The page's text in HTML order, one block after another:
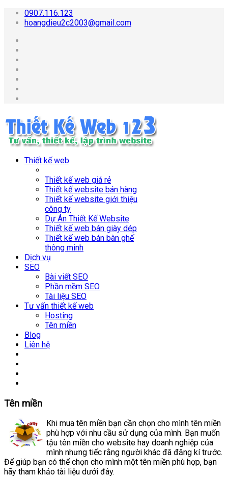
0907.116.123
hoangdieu2c2003@gmail.com
Thiết kế web
Thiết kế web giá rẻ
Thiết kế website bán hàng
Thiết kế website giới thiệu
công ty
Dự Án Thiết Kế Website
Thiết kế web bán giày dép
Thiết kế web bán bàn ghế
thông minh
Dịch vụ
SEO
Bài viết SEO
Phần mềm SEO
Tài liệu SEO
Tư vấn thiết kế web
Hosting
Tên miền
Blog
Liên hệ
Tên miền
Khi mua tên miền bạn cần chọn cho mình tên miền
phù hợp với nhu cầu sử dụng của mình. Bạn muốn
tậu tên miền cho website hay doanh nghiệp của
mình nhưng tiếc rằng người khác đã đăng kí trước.
Để giúp bạn có thể chọn cho mình một tên miền phù hợp, bạn
hãy tham khảo tài liệu dưới đây.